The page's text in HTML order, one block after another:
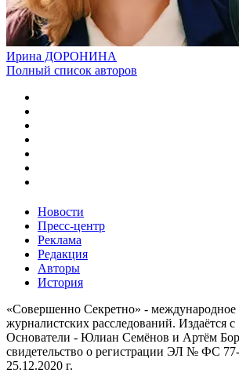
Ирина ДОРОНИНА
Полный список авторов
Новости
Пресс-центр
Реклама
Редакция
Авторы
История
«Совершенно Секретно» - международное
журналистских расследований. Издаётся с
Основатели - Юлиан Семёнов и Артём
свидетельство о регистрации ЭЛ № ФС
25.12.2020 г.